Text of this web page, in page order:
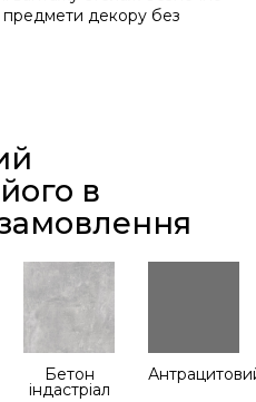
предмети декору без
в
Бетон
індастріал